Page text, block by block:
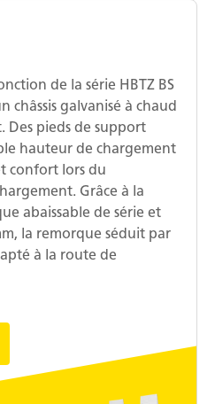
de la série HBTZ BS
châssis galvanisé à chaud
Des pieds de support
hauteur de chargement
confort lors du
Grâce à la
abaissable de série et
la remorque séduit par
à la route de